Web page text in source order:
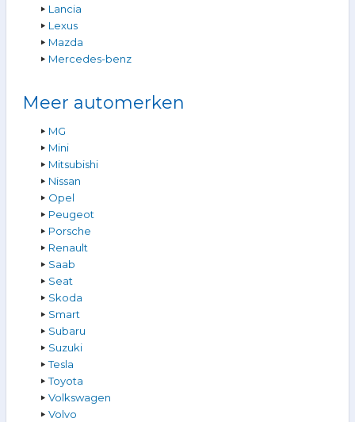
Lancia
Lexus
Mazda
Mercedes-benz
Meer automerken
MG
Mini
Mitsubishi
Nissan
Opel
Peugeot
Porsche
Renault
Saab
Seat
Skoda
Smart
Subaru
Suzuki
Tesla
Toyota
Volkswagen
Volvo